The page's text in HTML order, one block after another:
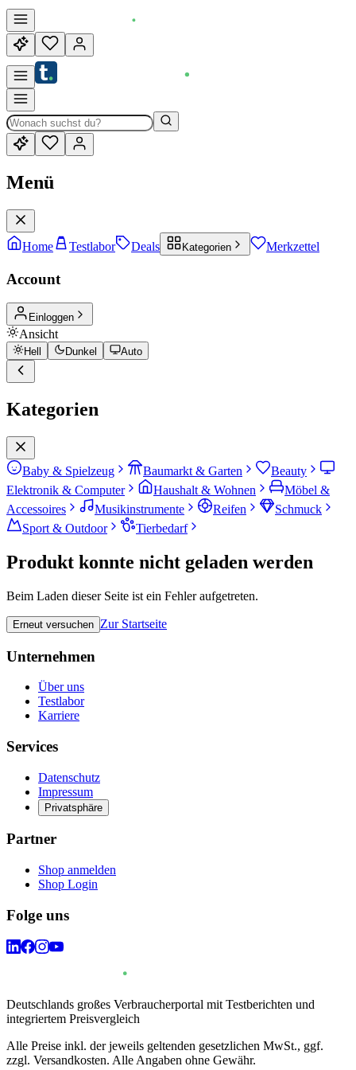
Menü
Home Testlabor Deals Kategorien Merkzettel
Account
Einloggen
Ansicht
Hell Dunkel Auto
Kategorien
Baby & Spielzeug Baumarkt & Garten
Beauty
Elektronik & Computer
Haushalt & Wohnen
Möbel &
Accessoires
Musikinstrumente Reifen
Schmuck
Sport & Outdoor
Tierbedarf
Produkt konnte nicht geladen werden
Beim Laden dieser Seite ist ein Fehler aufgetreten.
Erneut versuchen Zur Startseite
Unternehmen
Über uns
Testlabor
Karriere
Services
Datenschutz
Impressum
Privatsphäre
Partner
Shop anmelden
Shop Login
Folge uns
Deutschlands großes Verbraucherportal mit Testberichten und
integriertem Preisvergleich
Alle Preise inkl. der jeweils geltenden gesetzlichen MwSt., ggf.
zzgl. Versandkosten. Alle Angaben ohne Gewähr.